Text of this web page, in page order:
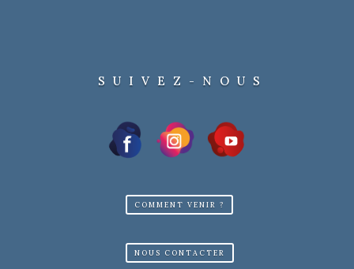
SUIVEZ-NOUS
COMMENT VENIR ?
NOUS CONTACTER